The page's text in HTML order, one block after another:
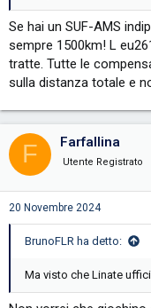
Se hai un SUF-AMS
sempre 1500km! L
tratte. Tutte le
sulla distanza totale e
F Farfallina
Utente Registrato
20 Novembre 2024
BrunoFLR ha detto:
Ma visto che Linate